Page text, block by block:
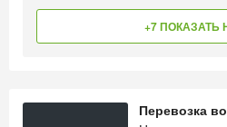
+7 ПОКАЗАТЬ
Перевозка